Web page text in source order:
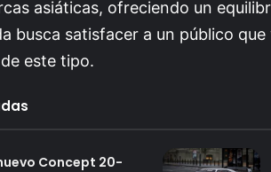
asiáticas, ofreciendo un
busca satisfacer a un público
este tipo.
Concept 20-